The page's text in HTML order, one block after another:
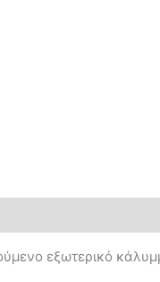
εξωτερικό